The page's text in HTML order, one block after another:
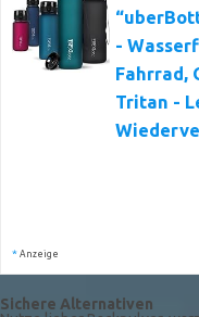
-
Fahrrad,
Tritan -
* Anzeige
Sichere Alternativen